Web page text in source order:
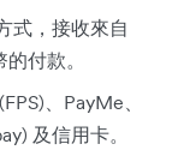
式，接收來自
付款。
、PayMe、
及信用卡。